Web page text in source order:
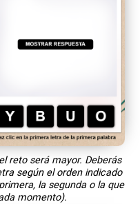
reto será mayor. Deberás
según el orden indicado
la segunda o la que
momento).